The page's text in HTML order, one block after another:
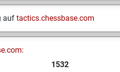
auf tactics.chessbase.com
1532